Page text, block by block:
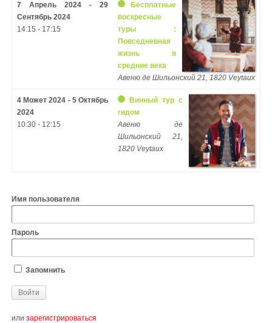
7 Апрель 2024 - 29
Сентябрь 2024
14:15 - 17:15
Бесплатные
воскресные
туры :
Повседневная
жизнь в
средние века
Авеню де Шильонский 21, 1820 Veytaux
4 Может 2024 - 5 Октябрь
2024
10:30 - 12:15
Винный тур с
гидом
Авеню де
Шильонский 21,
1820 Veytaux
Имя пользователя
Пароль
Запомнить
или зарегистрироваться